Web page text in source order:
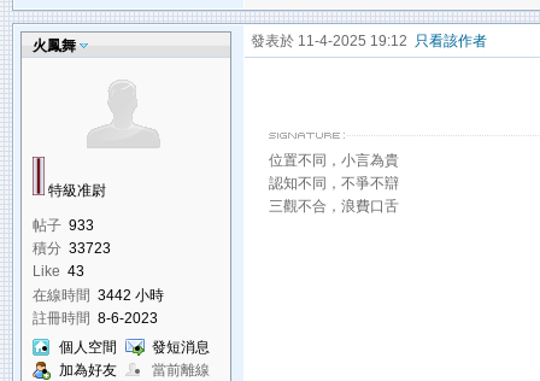
火鳳舞
特級准尉
帖子 933
積分 33723
Like 43
在線時間 3442 小時
註冊時間 8-6-2023
個人空間
發短消息
加為好友
當前離線
發表於 11-4-2025 19:12 只看該作者
位置不同，小言為貴
認知不同，不爭不辯
三觀不合，浪費口舌